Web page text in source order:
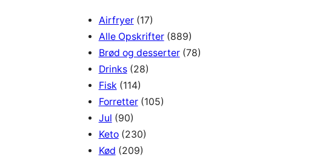
Airfryer(17)
Alle Opskrifter(889)
Brød og desserter(78)
Drinks(28)
Fisk (114)
Forretter(105)
Jul (90)
Keto(230)
Kød (209)